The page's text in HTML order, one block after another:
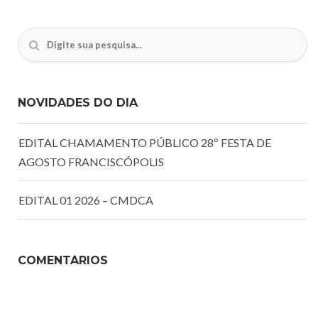
NOVIDADES DO DIA
EDITAL CHAMAMENTO PÚBLICO 28º FESTA DE
AGOSTO FRANCISCÓPOLIS
EDITAL 01 2026 – CMDCA
COMENTÁRIOS